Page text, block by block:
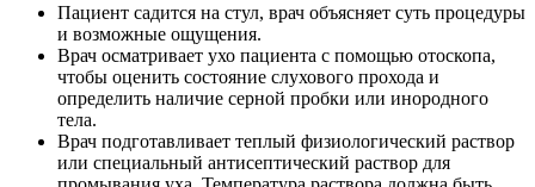
Пациент садится на стул, врач объясняет суть процедуры
и возможные ощущения.
Врач осматривает ухо пациента с помощью отоскопа,
чтобы оценить состояние слухового прохода и
определить наличие серной пробки или инородного
тела.
Врач подготавливает теплый физиологический раствор
или специальный антисептический раствор для